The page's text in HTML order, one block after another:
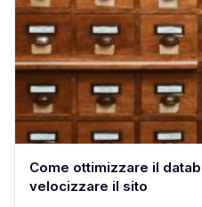
Come ottimizzare il
velocizzare il sito